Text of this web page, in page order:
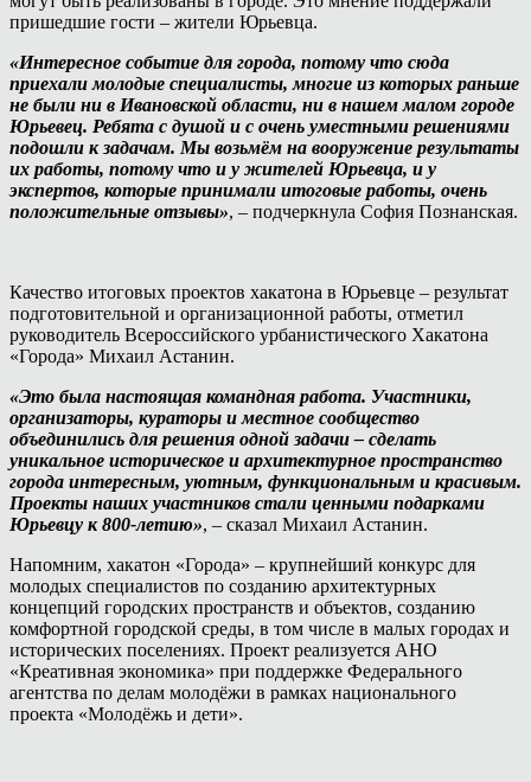
пришедшие гости – жители Юрьевца.
«Интересное событие для города, потому что сюда
приехали молодые специалисты, многие из которых раньше
не были ни в Ивановской области, ни в нашем малом городе
Юрьевец. Ребята с душой и с очень уместными решениями
подошли к задачам. Мы возьмём на вооружение результаты
их работы, потому что и у жителей Юрьевца, и у
экспертов, которые принимали итоговые работы, очень
положительные отзывы», – подчеркнула София Познанская.
Качество итоговых проектов хакатона в Юрьевце – результат
подготовительной и организационной работы, отметил
руководитель Всероссийского урбанистического Хакатона
«Города» Михаил Астанин.
«Это была настоящая командная работа. Участники,
организаторы, кураторы и местное сообщество
объединились для решения одной задачи – сделать
уникальное историческое и архитектурное пространство
города интересным, уютным, функциональным и красивым.
Проекты наших участников стали ценными подарками
Юрьевцу к 800-летию», – сказал Михаил Астанин.
Напомним, хакатон «Города» – крупнейший конкурс для
молодых специалистов по созданию архитектурных
концепций городских пространств и объектов, созданию
комфортной городской среды, в том числе в малых городах и
исторических поселениях. Проект реализуется АНО
«Креативная экономика» при поддержке Федерального
агентства по делам молодёжи в рамках национального
проекта «Молодёжь и дети».